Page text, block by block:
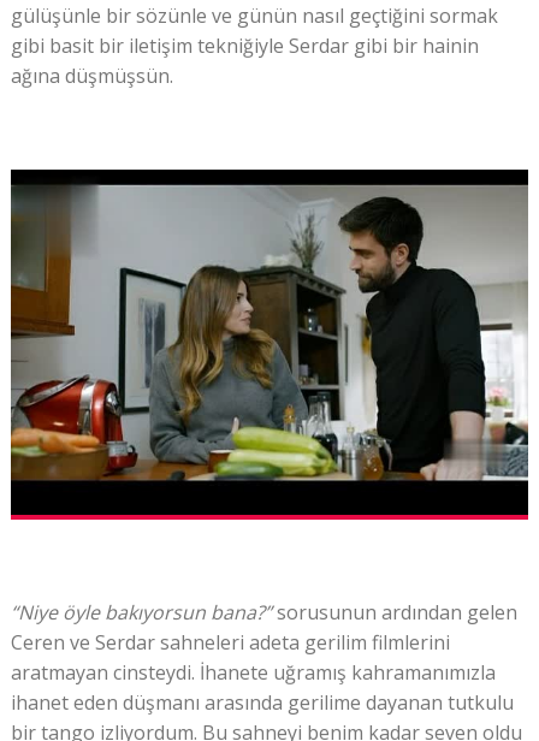
gülüşünle bir sözünle ve günün nasıl geçtiğini sormak
gibi basit bir iletişim tekniğiyle Serdar gibi bir hainin
ağına düşmüşsün.
“Niye öyle bakıyorsun bana?”sorusunun ardından gelen
Ceren ve Serdar sahneleri adeta gerilim filmlerini
aratmayan cinsteydi. İhanete uğramış kahramanımızla
ihanet eden düşmanı arasında gerilime dayanan tutkulu
bir tango izliyordum. Bu sahneyi benim kadar seven oldu